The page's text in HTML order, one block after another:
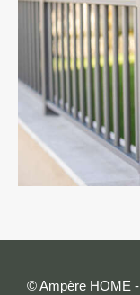
© Ampère HOME -